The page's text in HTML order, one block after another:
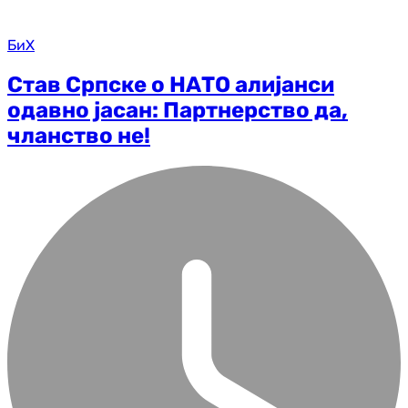
БиХ
Став Српске о НАТО алијанси
одавно јасан: Партнерство да,
чланство не!